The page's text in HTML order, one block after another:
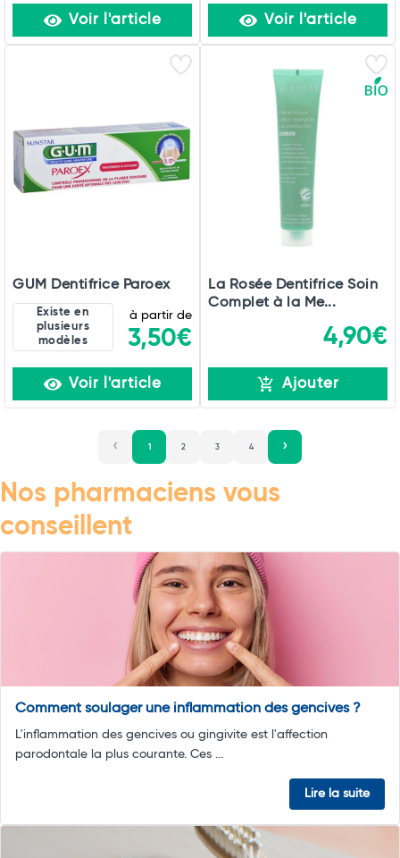
Voir l'article Voir l'article
GUM Dentifrice Paroex
Existe en
plusieurs
modèles
à partir de
3,50€
Voir l'article
La Rosée Dentifrice Soin
Complet à la Me...
4,90€
Ajouter
1 2 3 4
Nos pharmaciens vous
conseillent
Comment soulager une inflammation des gencives ?
L'inflammation des gencives ou gingivite est l'affection
parodontale la plus courante. Ces ...
Lire la suite